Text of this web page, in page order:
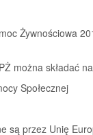
Żywnościowa
można składać
Społecznej
są przez Unię